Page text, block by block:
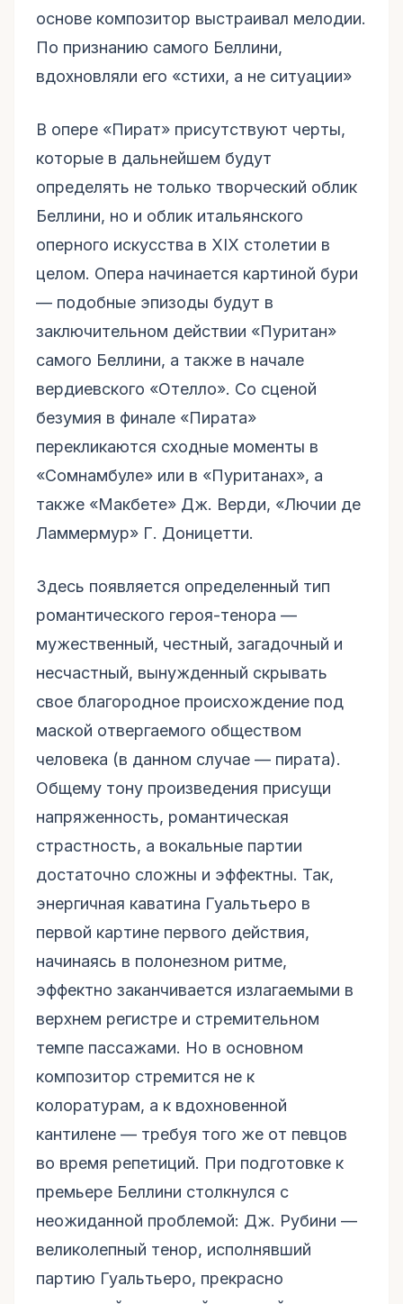
основе композитор выстраивал мелодии.
По признанию самого Беллини,
вдохновляли его «стихи, а не ситуации»
В опере «Пират» присутствуют черты,
которые в дальнейшем будут
определять не только творческий облик
Беллини, но и облик итальянского
оперного искусства в XIX столетии в
целом. Опера начинается картиной бури
— подобные эпизоды будут в
заключительном действии «Пуритан»
самого Беллини, а также в начале
вердиевского «Отелло». Со сценой
безумия в финале «Пирата»
перекликаются сходные моменты в
«Сомнамбуле» или в «Пуританах», а
также «Макбете» Дж. Верди, «Лючии де
Ламмермур» Г. Доницетти.
Здесь появляется определенный тип
романтического героя-тенора —
мужественный, честный, загадочный и
несчастный, вынужденный скрывать
свое благородное происхождение под
маской отвергаемого обществом
человека (в данном случае — пирата).
Общему тону произведения присущи
напряженность, романтическая
страстность, а вокальные партии
достаточно сложны и эффектны. Так,
энергичная каватина Гуальтьеро в
первой картине первого действия,
начинаясь в полонезном ритме,
эффектно заканчивается излагаемыми в
верхнем регистре и стремительном
темпе пассажами. Но в основном
композитор стремится не к
колоратурам, а к вдохновенной
кантилене — требуя того же от певцов
во время репетиций. При подготовке к
премьере Беллини столкнулся с
неожиданной проблемой: Дж. Рубини —
великолепный тенор, исполнявший
партию Гуальтьеро, прекрасно